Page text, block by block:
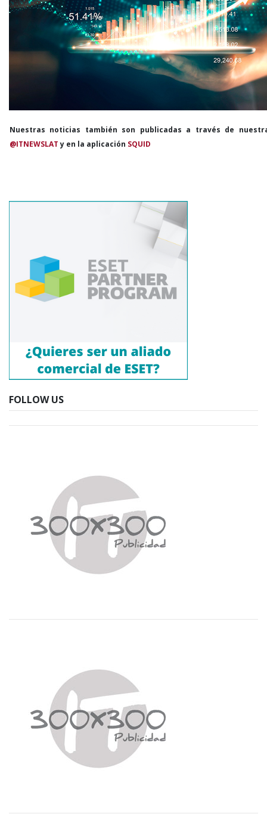
Nuestras noticias también son publicadas a través de
@ITNEWSLATy en la aplicación SQUID
FOLLOW US